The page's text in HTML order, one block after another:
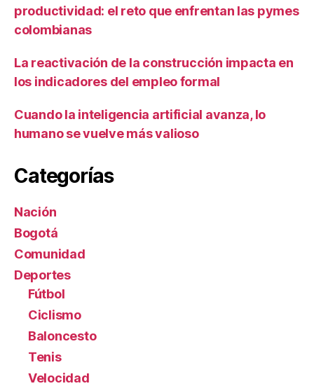
productividad: el reto que enfrentan las pymes
colombianas
La reactivación de la construcción impacta en
los indicadores del empleo formal
Cuando la inteligencia artificial avanza, lo
humano se vuelve más valioso
Categorías
Nación
Bogotá
Comunidad
Deportes
Fútbol
Ciclismo
Baloncesto
Tenis
Velocidad